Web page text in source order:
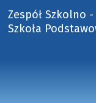
Zespół Szkolno
Szkoła